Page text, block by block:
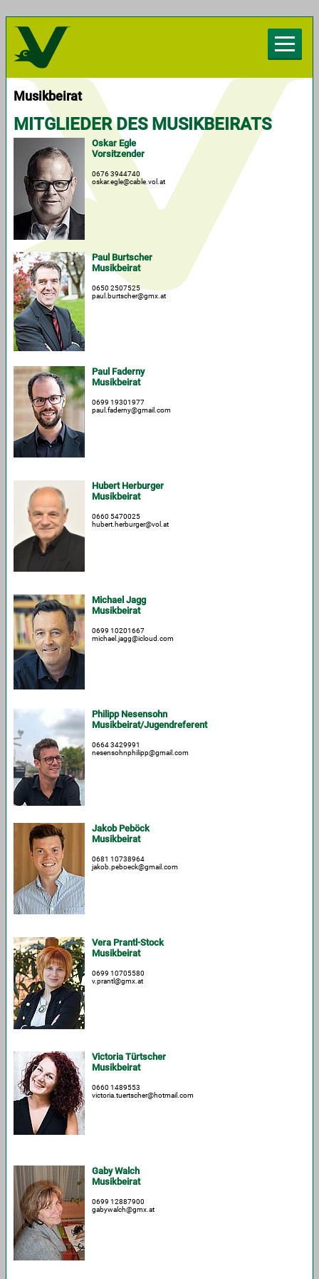
Herzlich willkommen beim Chorverband
Vorarlberg
Musikbeirat
MITGLIEDER DES MUSIKBEIRATS
Oskar Egle
Vorsitzender
0676 3944740
oskar.egle@cable.vol.at
Paul Burtscher
Musikbeirat
0650 2507525
paul.burtscher@gmx.at
Paul Faderny
Musikbeirat
0699 19301977
paul.faderny@gmail.com
Hubert Herburger
Musikbeirat
0660 5470025
hubert.herburger@vol.at
Michael Jagg
Musikbeirat
0699 10201667
michael.jagg@icloud.com
Philipp Nesensohn
Musikbeirat/Jugendreferent
0664 3429991
nesensohnphilipp@gmail.com
Jakob Peböck
Musikbeirat
0681 10738964
jakob.peboeck@gmail.com
Vera Prantl-Stock
Musikbeirat
0699 10705580
v.prantl@gmx.at
Victoria Türtscher
Musikbeirat
0660 1489553
victoria.tuertscher@hotmail.com
Gaby Walch
Musikbeirat
0699 12887900
gabywalch@gmx.at